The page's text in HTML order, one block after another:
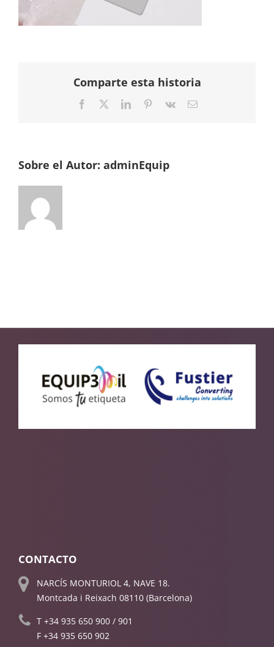
Comparte esta historia
Facebook
TwitterLinkedInPinterest
Vk
Correo
Sobre el Autor: adminEquip
CONTACTO
NARCÍS MONTURIOL 4, NAVE 18.
Montcada i Reixach 08110 (Barcelona)
T +34 935 650 900 / 901
F +34 935 650 902